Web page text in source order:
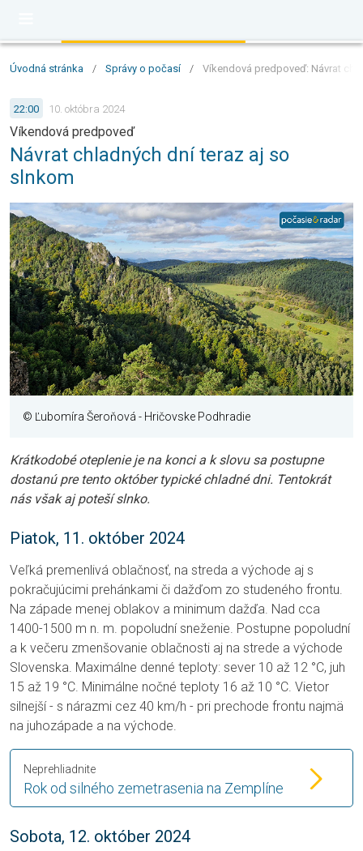
Úvodná stránka / Správy o počasí / Víkendová predpoveď: Návrat
22:00 10. októbra 2024
Víkendová predpoveď
Návrat chladných dní teraz aj so
slnkom
© Ľubomíra Šeroňová - Hričovske Podhradie
Krátkodobé oteplenie je na konci a k slovu sa postupne
dostanú pre tento október typické chladné dni. Tentokrát
nás však aj poteší slnko.
Piatok, 11. október 2024
Veľká premenlivá oblačnosť, na streda a východe aj s
pokračujúcimi prehánkami či dažďom zo studeného frontu.
Na západe menej oblakov a minimum dažďa. Nad cca
1400-1500 m n. m. popoludní sneženie. Postupne popoludní
a k večeru zmenšovanie oblačnosti aj na strede a východe
Slovenska. Maximálne denné teploty: sever 10 až 12 °C, juh
15 až 19 °C. Minimálne nočné teploty 16 až 10 °C. Vietor
silnejší - s nárazmi cez 40 km/h - pri prechode frontu najmä
na juhozápade a na východe.
Rok od silného zemetrasenia na Zemplíne
Neprehliadnite
Sobota, 12. október 2024